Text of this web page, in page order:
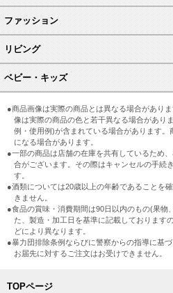
ファッション
リビング
ベビー・キッズ
●商品画像は実際の商品とは異なる場合があり
像は実際の商品の色と若干異なる場合があり
例・使用例)が含まれている場合があります
になる場合があります。
●一部の商品は店舗の在庫を共有しているため
合がございます。その際はキャンセルの手続
す。
●酒類については20歳以上の年齢であることを
きません。
●食品の賞味・消費期間は90日以内のもの(果物
た、製造・加工日を基準に記載しております
どにより異なります。
●暴力団排除条例ならびに警察からの指導に基
お届先に対するご注文はお受けできません。
TOPページ